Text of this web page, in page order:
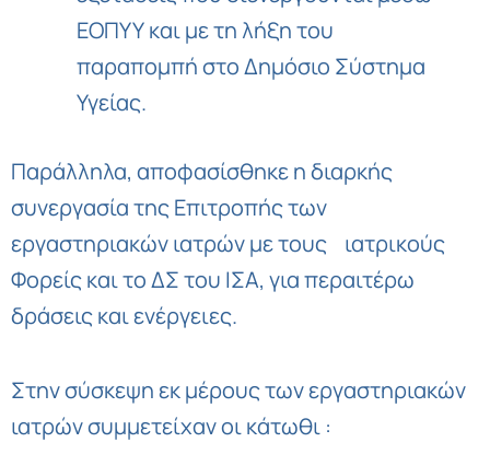
ΕΟΠΥΥ και με τη λήξη του
παραπομπή στο Δημόσιο Σύστημα
Υγείας.
Παράλληλα, αποφασίσθηκε η διαρκής
συνεργασία της Επιτροπής των
εργαστηριακών ιατρών με τους ιατρικούς
Φορείς και το ΔΣ του ΙΣΑ, για περαιτέρω
δράσεις και ενέργειες.
Στην σύσκεψη εκ μέρους των εργαστηριακών
ιατρών συμμετείχαν οι κάτωθι :